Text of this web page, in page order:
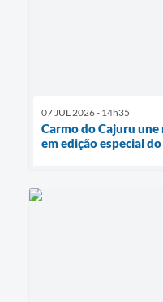
07 JUL 2026 - 14h35
Carmo do Cajuru
em edição especial